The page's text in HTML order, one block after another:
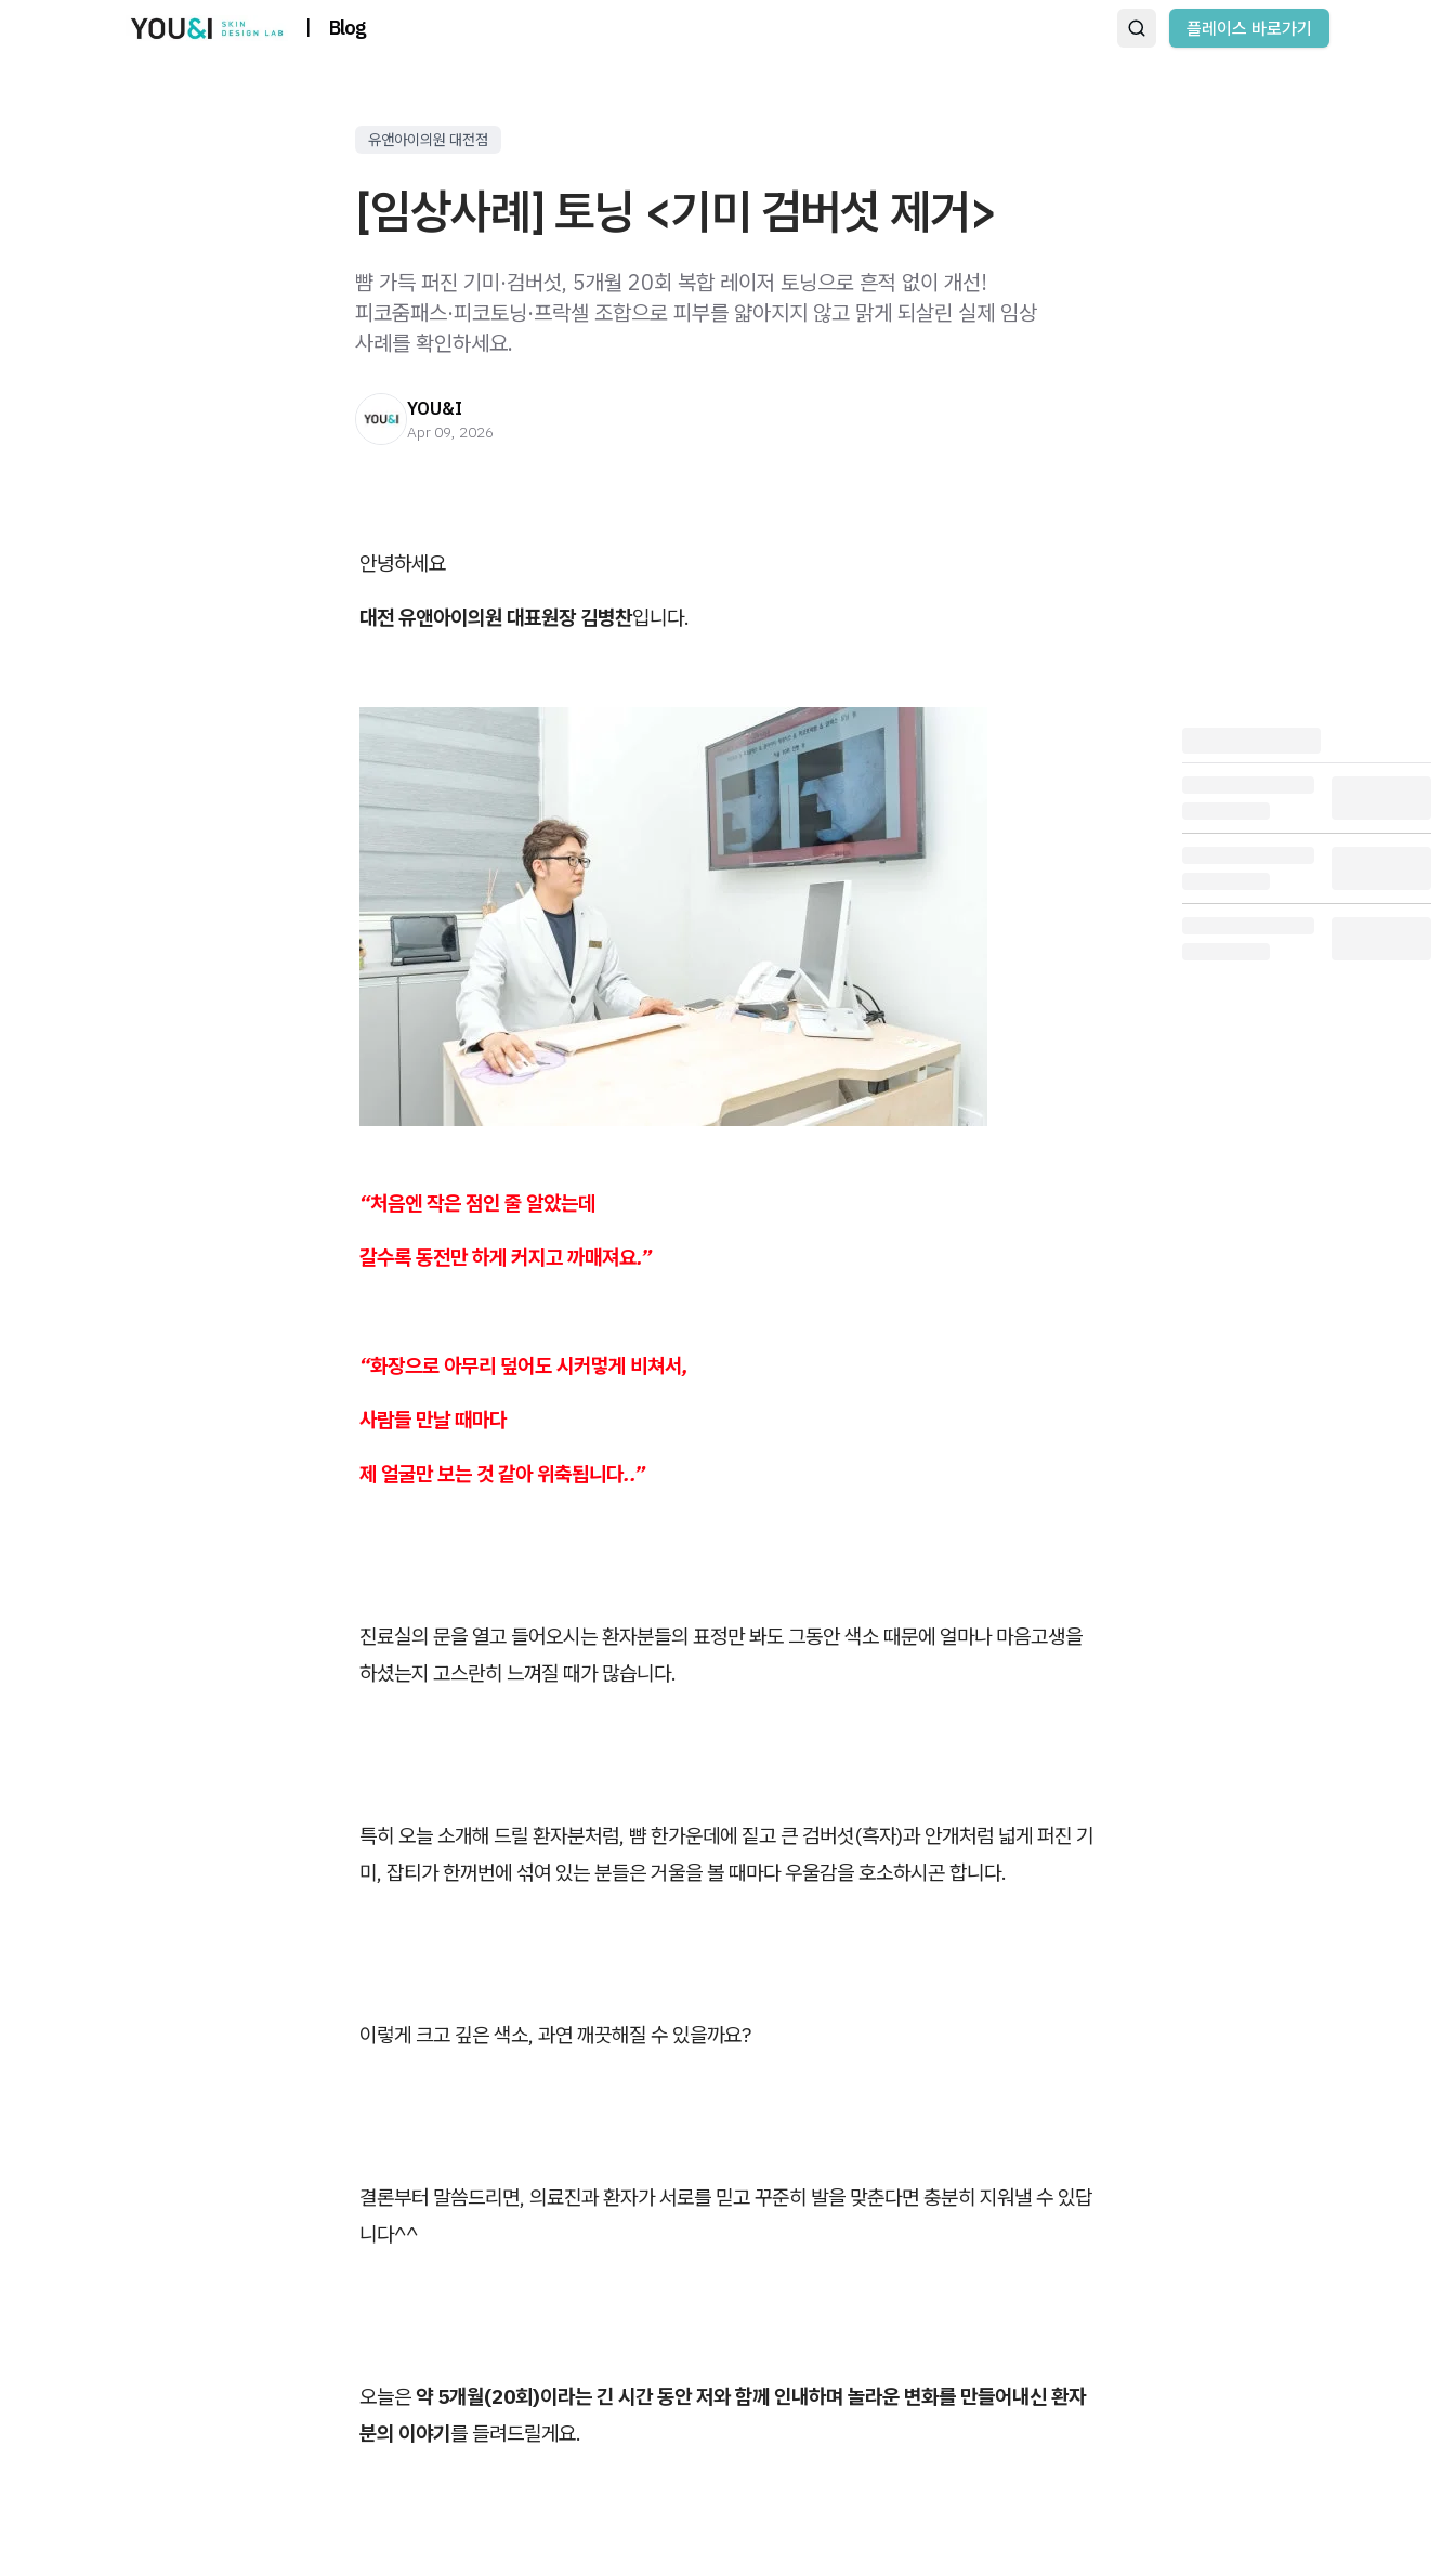
| Blog 플레이스 바로가기
유앤아이의원 대전점
[임상사례] 토닝 <기미 검버섯 제거>
뺨 가득 퍼진 기미·검버섯, 5개월 20회 복합 레이저 토닝으로 흔적 없이 개선!
피코줌패스·피코토닝·프락셀 조합으로 피부를 얇아지지 않고 맑게 되살린 실제 임상
사례를 확인하세요.
YOU&I
Apr 09, 2026
안녕하세요
대전 유앤아이의원 대표원장 김병찬입니다.
“처음엔 작은 점인 줄 알았는데
갈수록 동전만 하게 커지고 까매져요.”
“화장으로 아무리 덮어도 시커멓게 비쳐서,
사람들 만날 때마다
제 얼굴만 보는 것 같아 위축됩니다..”
진료실의 문을 열고 들어오시는 환자분들의 표정만 봐도 그동안 색소 때문에 얼마나 마음고생을
하셨는지 고스란히 느껴질 때가 많습니다.
특히 오늘 소개해 드릴 환자분처럼, 뺨 한가운데에 짙고 큰 검버섯(흑자)과 안개처럼 넓게 퍼진 기
미, 잡티가 한꺼번에 섞여 있는 분들은 거울을 볼 때마다 우울감을 호소하시곤 합니다.
이렇게 크고 깊은 색소, 과연 깨끗해질 수 있을까요?
결론부터 말씀드리면, 의료진과 환자가 서로를 믿고 꾸준히 발을 맞춘다면 충분히 지워낼 수 있답
니다^^
오늘은 약 5개월(20회)이라는 긴 시간 동안 저와 함께 인내하며 놀라운 변화를 만들어내신 환자
분의 이야기를 들려드릴게요.